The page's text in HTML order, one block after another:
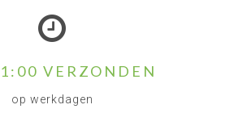
VERZONDEN
op werkdagen